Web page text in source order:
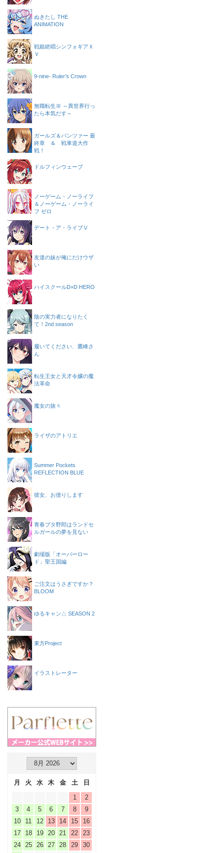
ぬきたし THE
ANIMATION
戦姫絶唱シンフォギアＸ
Ｖ
9-nine- Ruler’s Crown
無職転生Ⅲ ～異世界行っ
たら本気だす～
ガールズ＆パンツァー 最
終章 ＆ 戦車道大作
戦！
ドルフィンウェーブ
ノーゲーム・ノーライフ
＆ノーゲーム・ノーライ
フ ゼロ
デート・ア・ライブⅤ
友達の妹が俺にだけウザ
い
ハイスクールD×D HERO
陰の実力者になりたく
て！2nd season
履いてください、鷹峰さ
ん
転生王女と天才令嬢の魔
法革命
魔女の旅々
ライザのアトリエ
Summer Pockets
REFLECTION BLUE
彼女、お借りします
青春ブタ野郎はランドセ
ルガールの夢を見ない
劇場版「オーバーロー
ド」聖王国編
ご注文はうさぎですか？
BLOOM
ゆるキャン△ SEASON 2
東方Project
イラストレーター
月 火 水 木 金 土
日
1
2
3
4 5 6 7 8
9
10
11 12 13 14 15
16
17
18 19 20 21 22
23
24
25 26 27 28 29
30